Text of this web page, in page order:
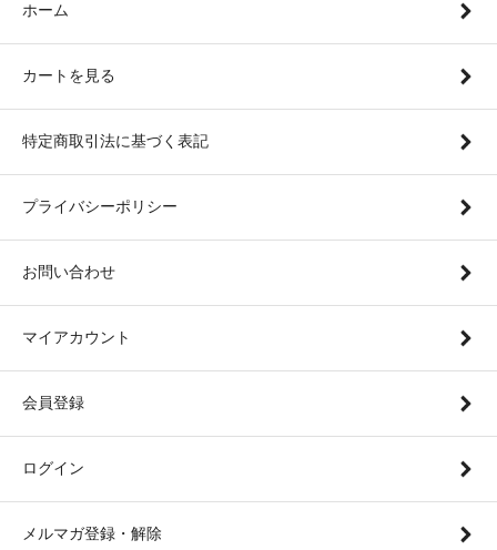
ホーム
カートを見る
特定商取引法に基づく表記
プライバシーポリシー
お問い合わせ
マイアカウント
会員登録
ログイン
メルマガ登録・解除